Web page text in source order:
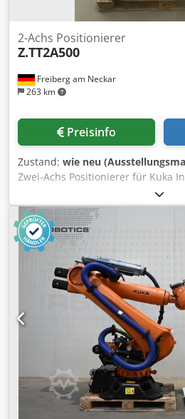
Freiberg am Neckar
263 km
2-Achs Positionierer
Z.TT2A500
Preisinfo
Zustand: wie neu
Zwei-Achs Positionierer für Kuka
maximale Traglast 500Kg
genauigkeit= 0,1mm Bauhöhe:
+/- 93° Drehbereich: unbegrenzt
Installations-position: Boden
(100%Einschaltdauer) = 500A (